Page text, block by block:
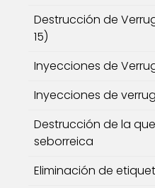
Destrucción de
15)
Inyecciones de
Inyecciones de
Destrucción de la
seborreica
Eliminación de